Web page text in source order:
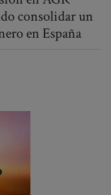
consolidar un
en España